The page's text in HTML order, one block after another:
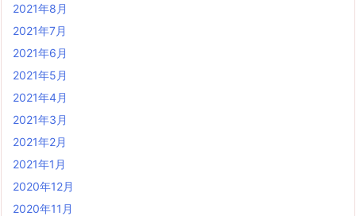
2021年8月
2021年7月
2021年6月
2021年5月
2021年4月
2021年3月
2021年2月
2021年1月
2020年12月
2020年11月